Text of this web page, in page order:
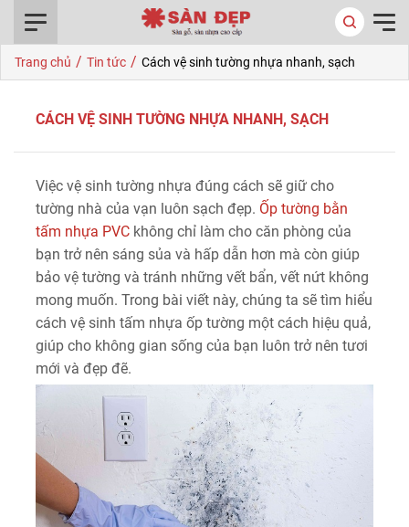
Trang chủ / Tin tức / Cách vệ sinh tường nhựa nhanh, sạch
CÁCH VỆ SINH TƯỜNG NHỰA NHANH, SẠCH
Việc vệ sinh tường nhựa đúng cách sẽ giữ cho
tường nhà của vạn luôn sạch đẹp. Ốp tường bằn
tấm nhựa PVC không chỉ làm cho căn phòng của
bạn trở nên sáng sủa và hấp dẫn hơn mà còn giúp
bảo vệ tường và tránh những vết bẩn, vết nứt không
mong muốn. Trong bài viết này, chúng ta sẽ tìm hiểu
cách vệ sinh tấm nhựa ốp tường một cách hiệu quả,
giúp cho không gian sống của bạn luôn trở nên tươi
mới và đẹp đẽ.